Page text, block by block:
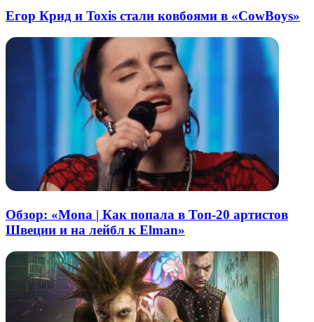
Егор Крид и Toxis стали ковбоями в «CowBoys»
Обзор: «Mona | Как попала в Топ-20 артистов
Швеции и на лейбл к Elman»